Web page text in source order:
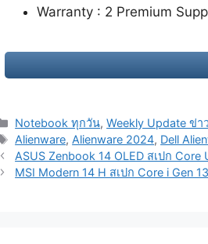
Warranty : 2 Premium
Categories
Notebook ทุกวัน,Weekly Update ข่า
Tags
Alienware, Alienware 2024, Dell
Post
navigation
ASUS Zenbook 14 OLED สเปก
MSI Modern 14 H สเปก Core i Gen